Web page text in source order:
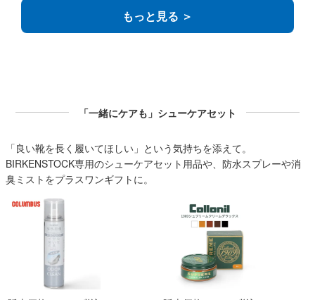
もっと見る ＞
「一緒にケアも」シューケアセット
「良い靴を長く履いてほしい」という気持ちを添えて。
BIRKENSTOCK専用のシューケアセット用品や、防水スプレーや消
臭ミストをプラスワンギフトに。